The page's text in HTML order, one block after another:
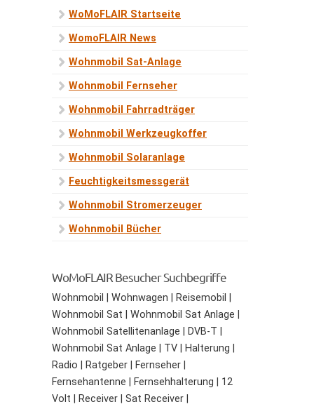
WoMoFLAIR Startseite
WomoFLAIR News
Wohnmobil Sat-Anlage
Wohnmobil Fernseher
Wohnmobil Fahrradträger
Wohnmobil Werkzeugkoffer
Wohnmobil Solaranlage
Feuchtigkeitsmessgerät
Wohnmobil Stromerzeuger
Wohnmobil Bücher
WoMoFLAIR Besucher Suchbegriffe
Wohnmobil | Wohnwagen | Reisemobil |
Wohnmobil Sat | Wohnmobil Sat Anlage |
Wohnmobil Satellitenanlage | DVB-T |
Wohnmobil Sat Anlage | TV | Halterung |
Radio | Ratgeber | Fernseher |
Fernsehantenne | Fernsehhalterung | 12
Volt | Receiver | Sat Receiver |